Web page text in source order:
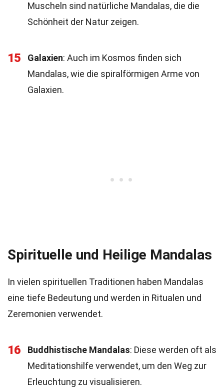
Muscheln sind natürliche Mandalas, die die
Schönheit der Natur zeigen.
15 Galaxien: Auch im Kosmos finden sich
Mandalas, wie die spiralförmigen Arme von
Galaxien.
Spirituelle und Heilige Mandalas
In vielen spirituellen Traditionen haben Mandalas
eine tiefe Bedeutung und werden in Ritualen und
Zeremonien verwendet.
16 Buddhistische Mandalas: Diese werden oft als
Meditationshilfe verwendet, um den Weg zur
Erleuchtung zu visualisieren.